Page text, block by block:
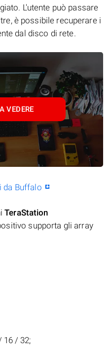
L'utente può passare
è possibile recuperare i
dal disco di rete.
VEDERE
da Buffalo
TeraStation
supporta gli array
16 / 32;